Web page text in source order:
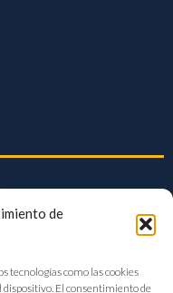
de
tecnologías como las cookies
El consentimiento de